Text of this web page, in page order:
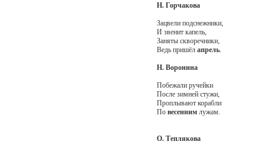
Н. Горчакова
Зацвели подснежники,
И звенит капель,
Заняты скворечники,
Ведь пришёл апрель.
Н. Воронина
Побежали ручейки
После зимней стужи,
Проплывают корабли
По весеннимлужам.
О. Теплякова